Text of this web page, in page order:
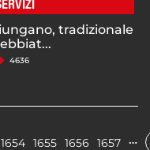
tradizionale
4636
1654 1655 1656 1657 …